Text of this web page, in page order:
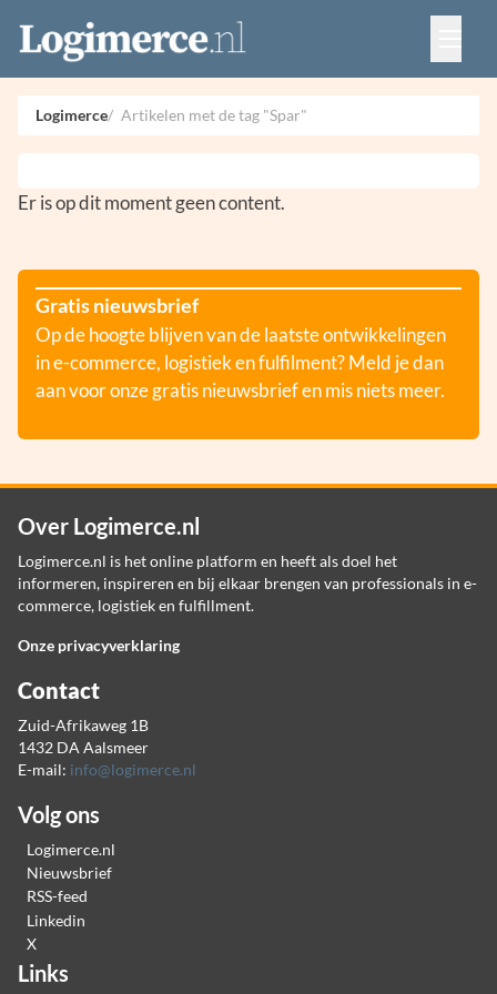
Vacatures
Events
Adverteren
Partners
Logimerce Artikelen met de tag "Spar"
Er is op dit moment geen content.
Gratis nieuwsbrief
Op de hoogte blijven van de laatste ontwikkelingen
in e-commerce, logistiek en fulfilment? Meld je dan
aan voor onze gratis nieuwsbrief en mis niets meer.
Over Logimerce.nl
Logimerce.nl is het online platform en heeft als doel het
informeren, inspireren en bij elkaar brengen van professionals in e-
commerce, logistiek en fulfillment.
Onze privacyverklaring
Contact
Zuid-Afrikaweg 1B
1432 DA Aalsmeer
E-mail: info@logimerce.nl
Volg ons
Logimerce.nl
Nieuwsbrief
RSS-feed
Linkedin
X
Links